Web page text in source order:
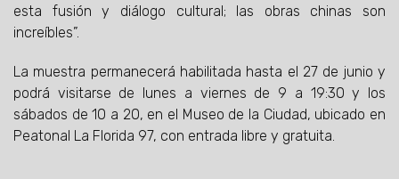
esta fusión y diálogo cultural; las obras chinas son
increíbles”.
La muestra permanecerá habilitada hasta el 27 de junio y
podrá visitarse de lunes a viernes de 9 a 19:30 y los
sábados de 10 a 20, en el Museo de la Ciudad, ubicado en
Peatonal La Florida 97, con entrada libre y gratuita.